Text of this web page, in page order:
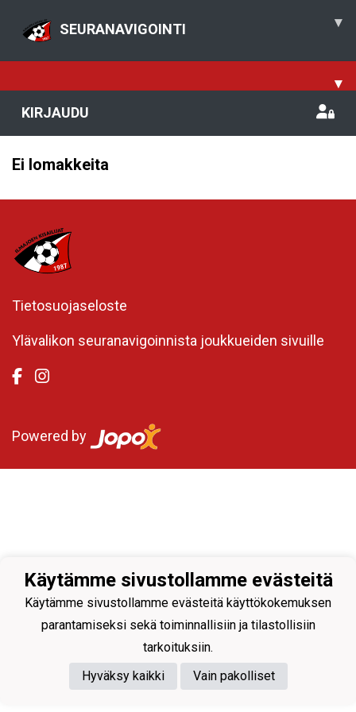
SEURANAVIGOINTI ▾
▾
KIRJAUDU
Ei lomakkeita
Tietosuojaseloste
Ylävalikon seuranavigoinnista joukkueiden sivuille
Powered by
Käytämme sivustollamme evästeitä
Käytämme sivustollamme evästeitä käyttökokemuksen
parantamiseksi sekä toiminnallisiin ja tilastollisiin
tarkoituksiin.
Hyväksy kaikki
Vain pakolliset